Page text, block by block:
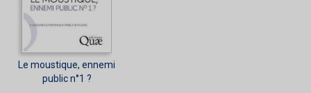
Le moustique, ennemi
public n°1 ?